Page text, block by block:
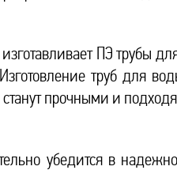
ПЭ трубы
труб для
станут прочными и
убедится в